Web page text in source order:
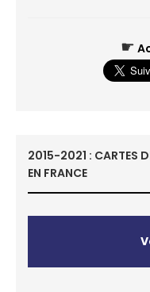
☛
2015-2021 : CARTES
EN FRANCE